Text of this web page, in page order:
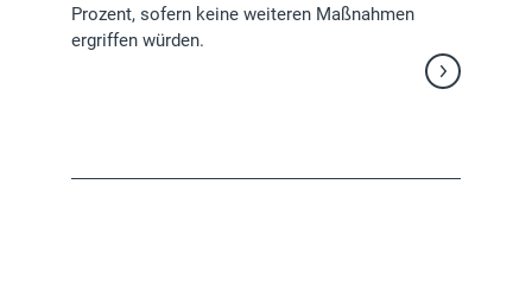
Prozent, sofern keine weiteren Maßnahmen
ergriffen würden.
Weiterlesen